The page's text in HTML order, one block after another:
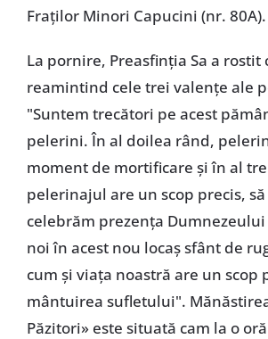
Fraților Minori Capucini (nr. 80A).
La pornire, Preasfinția Sa a rostit
reamintind cele trei valențe ale
"Suntem trecători pe acest
pelerini. În al doilea rând,
moment de mortificare și în al
pelerinajul are un scop precis,
celebrăm prezența
noi în acest nou locaș sfânt de
cum și viața noastră are un scop
mântuirea sufletului".
Păzitori» este situată cam la o